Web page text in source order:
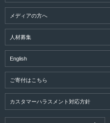
メディアの方へ
人材募集
English
ご寄付はこちら
カスタマーハラスメント対応方針